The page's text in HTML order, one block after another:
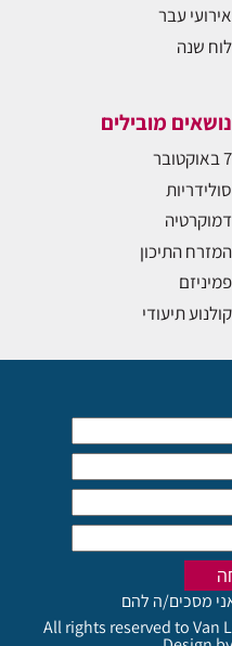
אירועי עבר
לוח שנה
נושאים מובילים
7 באוקטובר
סולידריות
דמוקרטיה
המזרח התיכון
פמיניזם
קולנוע תיעודי
מסכים/ה להם
All rights reserved to Van